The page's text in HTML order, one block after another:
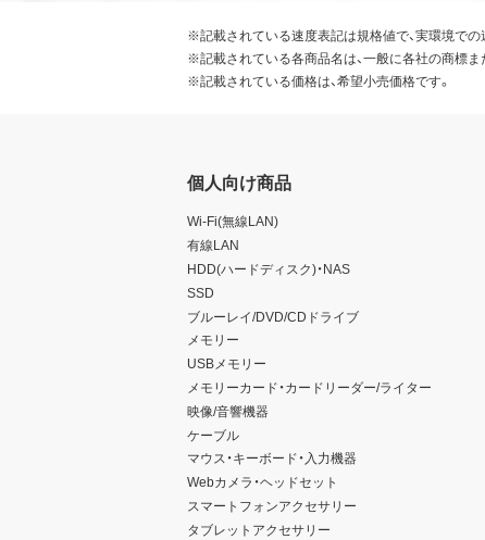
※記載されている速度表記は規格値で、実環境での
※記載されている各商品名は、一般に各社の商標ま
※記載されている価格は、希望小売価格です。
個人向け商品
Wi-Fi(無線LAN)
有線LAN
HDD(ハードディスク)・NAS
SSD
ブルーレイ/DVD/CDドライブ
メモリー
USBメモリー
メモリーカード・カードリーダー/ライター
映像/音響機器
ケーブル
マウス・キーボード・入力機器
Webカメラ・ヘッドセット
スマートフォンアクセサリー
タブレットアクセサリー